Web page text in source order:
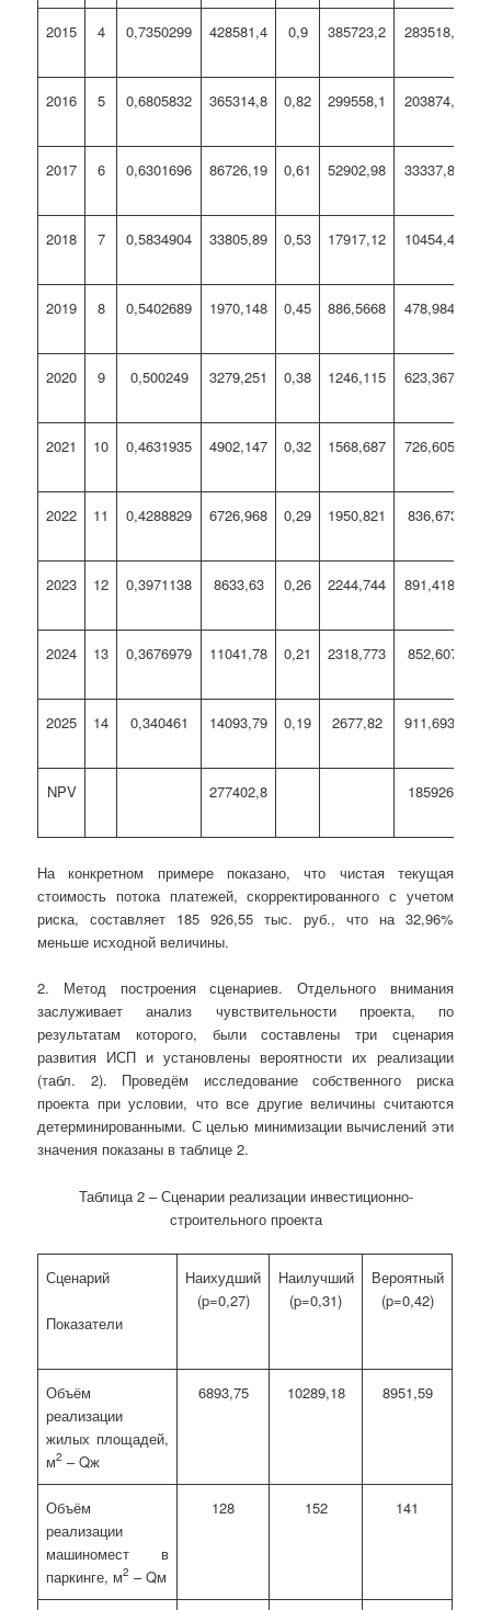
2015 4 0,7350299 428581,4 0,9 385723,2 283518,0974
2016 5 0,6805832 365314,8 0,82 299558,1 203874,2394
2017 6 0,6301696 86726,19 0,61 52902,98 33337,84874
2018 7 0,5834904 33805,89 0,53 17917,12 10454,46968
2019 8 0,5402689 1970,148 0,45 886,5668 478,9844349
2020 9 0,500249 3279,251 0,38 1246,115 623,3679515
2021 10 0,4631935 4902,147 0,32 1568,687 726,6056082
2022 11 0,4288829 6726,968 0,29 1950,821 836,673611
2023 12 0,3971138 8633,63 0,26 2244,744 891,4186542
2024 13 0,3676979 11041,78 0,21 2318,773 852,607976
2025 14 0,340461 14093,79 0,19 2677,82 911,6933956
NPV 277402,8 185926,546
На конкретном примере показано, что чистая текущая
стоимость потока платежей, скорректированного с учетом
риска, составляет 185 926,55 тыс. руб., что на 32,96%
меньше исходной величины.
2. Метод построения сценариев. Отдельного внимания
заслуживает анализ чувствительности проекта, по
результатам которого, были составлены три сценария
развития ИСП и установлены вероятности их реализации
(табл. 2). Проведём исследование собственного риска
проекта при условии, что все другие величины считаются
детерминированными. С целью минимизации вычислений эти
значения показаны в таблице 2.
Таблица 2 – Сценарии реализации инвестиционно-
строительного проекта
Сценарий
Показатели
Наихудший
(p=0,27)
Наилучший
(p=0,31)
Вероятный
(p=0,42)
Объём
реализации
жилых площадей,
м2 – Qж
6893,75 10289,18 8951,59
Объём
реализации
машиномест в
паркинге, м2 – Qм
128 152 141